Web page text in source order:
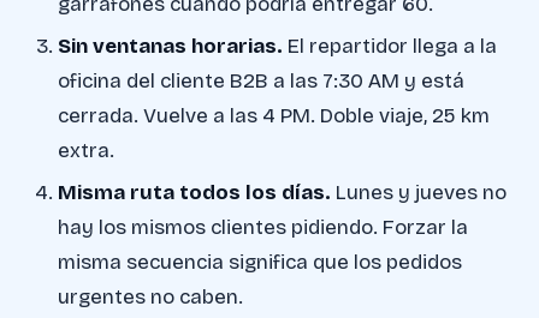
Sin ventanas horarias. El repartidor llega a la
oficina del cliente B2B a las 7:30 AM y está
cerrada. Vuelve a las 4 PM. Doble viaje, 25 km
extra.
Misma ruta todos los días. Lunes y jueves no
hay los mismos clientes pidiendo. Forzar la
misma secuencia significa que los pedidos
urgentes no caben.